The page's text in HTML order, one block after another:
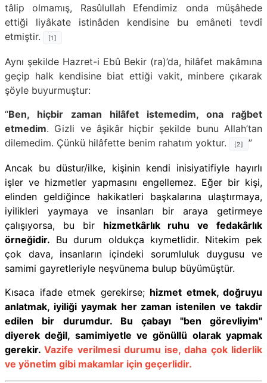
tâlip olmamış, Rasûlullah Efendimiz onda müşâhede
ettiği liyâkate istinâden kendisine bu emâneti tevdî
etmiştir.
[1]
Aynı şekilde Hazret-i Ebû Bekir (ra)’da, hilâfet makâmına
geçip halk kendisine biat ettiği vakit, minbere çıkarak
şöyle buyurmuştur:
“Ben, hiçbir zaman hilâfet istemedim, ona rağbet
etmedim. Gizli ve âşikâr hiçbir şekilde bunu Allah’tan
dilemedim. Çünkü hilâfette benim rahatım yoktur.
[2] ”
Ancak bu düstur/ilke, kişinin kendi inisiyatifiyle hayırlı
işler ve hizmetler yapmasını engellemez. Eğer bir kişi,
elinden geldiğince hakikatleri başkalarına ulaştırmaya,
iyilikleri yaymaya ve insanları bir araya getirmeye
çalışıyorsa, bu bir hizmetkârlık ruhu ve fedakârlık
örneğidir. Bu durum oldukça kıymetlidir. Nitekim pek
çok dava, insanların içindeki sorumluluk duygusu ve
samimi gayretleriyle neşvünema bulup büyümüştür.
Kısaca ifade etmek gerekirse; hizmet etmek, doğruyu
anlatmak, iyiliği yaymak her zaman istenilen ve takdir
edilen bir durumdur. Bu çabayı "ben görevliyim"
diyerek değil, samimiyetle ve gönüllü olarak yapmak
gerekir.Vazife verilmesi durumu ise, daha çok liderlik
ve yönetim gibi makamlar için geçerlidir.